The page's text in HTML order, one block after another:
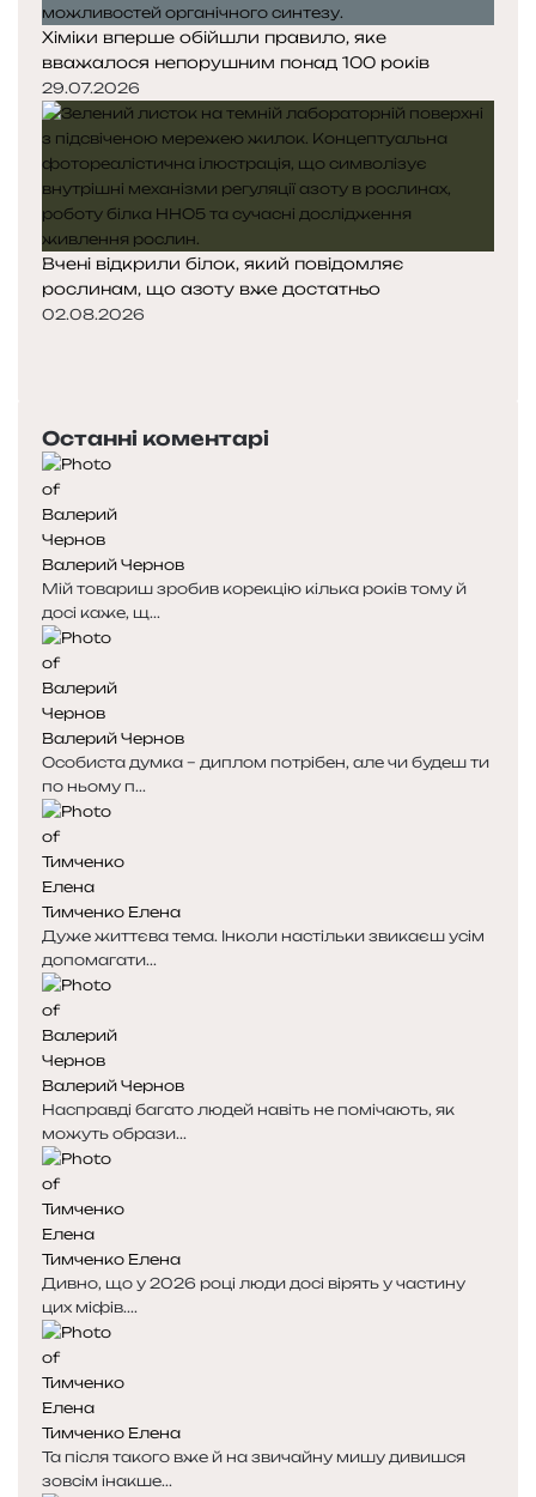
Хіміки вперше обійшли правило, яке
вважалося непорушним понад 100 років
29.07.2026
Вчені відкрили білок, який повідомляє
рослинам, що азоту вже достатньо
02.08.2026
р
е
д
н
я
с
т
о
р
і
н
к
а
т
у
п
н
а
с
т
о
р
і
н
к
а
Останні коментарі
Валерий Чернов
Мій товариш зробив корекцію кілька років тому й
досі каже, щ...
Валерий Чернов
Особиста думка – диплом потрібен, але чи будеш ти
по ньому п...
Тимченко Елена
Дуже життєва тема. Інколи настільки звикаєш усім
допомагати...
Валерий Чернов
Насправді багато людей навіть не помічають, як
можуть образи...
Тимченко Елена
Дивно, що у 2026 році люди досі вірять у частину
цих міфів....
Тимченко Елена
Та після такого вже й на звичайну мишу дивишся
зовсім інакше...